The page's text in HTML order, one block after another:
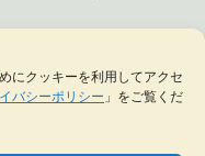
にクッキーを利用してアクセ
バシーポリシー 」をご覧くだ
ォームに加盟しています
して日本のジュエリー文化の発